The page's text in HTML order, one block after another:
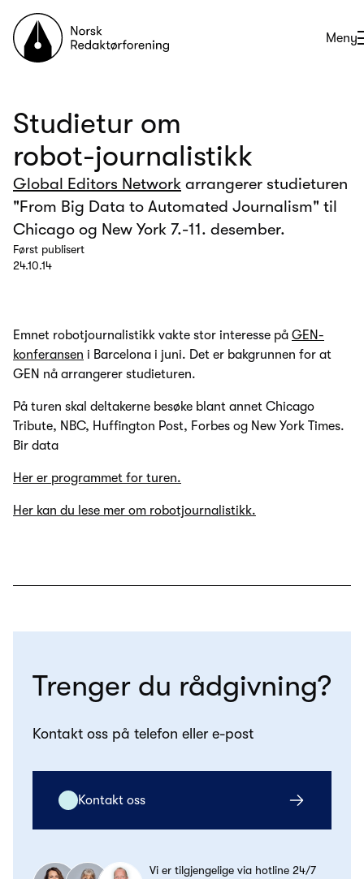
Til forsiden
Åpne
Meny
Studietur om
robot-journalistikk
Global Editors Network arrangerer studieturen
"From Big Data to Automated Journalism" til
Chicago og New York 7.-11. desember.
Først publisert
24.10.14
Emnet robotjournalistikk vakte stor interesse på GEN-
konferansen i Barcelona i juni. Det er bakgrunnen for at
GEN nå arrangerer studieturen.
På turen skal deltakerne besøke blant annet Chicago
Tribute, NBC, Huffington Post, Forbes og New York Times.
Bir data
Her er programmet for turen.
Her kan du lese mer om robotjournalistikk.
Trenger du rådgivning?
Kontakt oss på telefon eller e-post
Kontakt oss
Vi er tilgjengelige via hotline 24/7